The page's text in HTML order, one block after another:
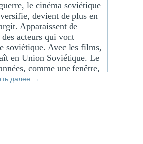
le cinéma soviétique
devient de plus en
Apparaissent de
acteurs qui vont
soviétique. Avec les films,
en Union Soviétique. Le
comme une fenêtre,
далее →